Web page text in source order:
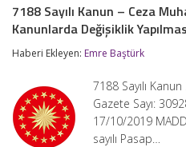
Kanun
–
Muhakemesi
Bazı
Kanunlarda
Değişiklik
Yapılmasına
7188 Sayılı Kanun – Ceza
Kanunlarda Değişiklik
Haberi Ekleyen: Emre Baştürk
7188 Sayılı
Gazete Sayı:
17/10/2019
sayılı Pasap…